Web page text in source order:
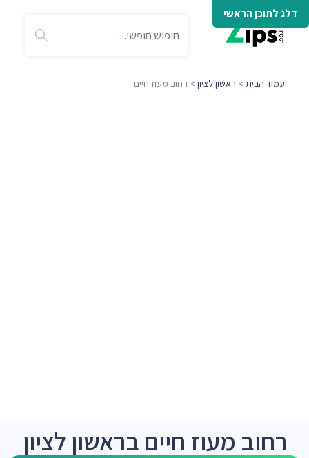
דלג לתוכן הראשי
עמוד הבית > ראשון לציון > רחוב מעוז חיים
רחוב מעוז חיים בראשון לציון